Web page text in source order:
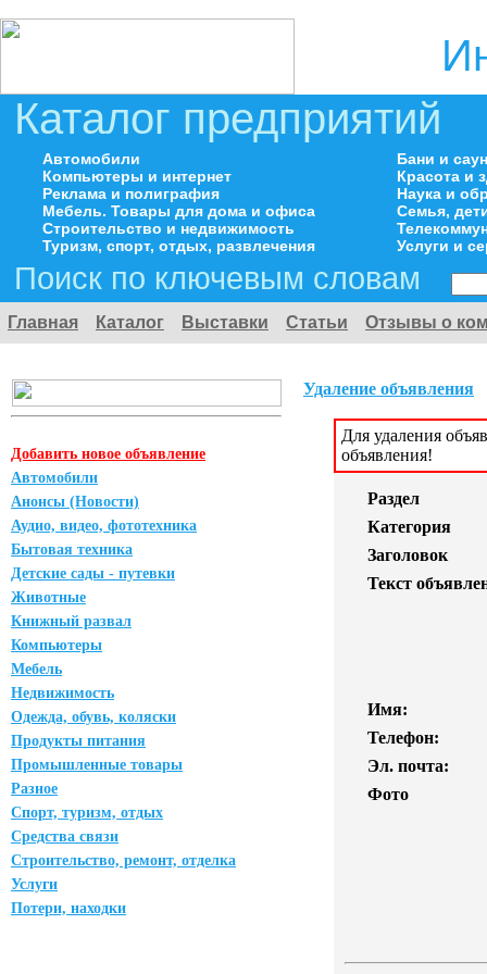
Каталог предприятий
Автомобили
Компьютеры и интернет
Реклама и полиграфия
Мебель. Товары для дома и офиса
Строительство и недвижимость
Туризм, спорт, отдых, развлечения
Бани и
Красота и
Наука и
Семья,
Услуги и
Поиск по ключевым словам
Главная Каталог Выставки Статьи Отзывы о
Добавить новое объявление
Автомобили
Анонсы (Новости)
Аудио, видео, фототехника
Бытовая техника
Детские сады - путевки
Животные
Книжный развал
Компьютеры
Мебель
Недвижимость
Одежда, обувь, коляски
Продукты питания
Промышленные товары
Разное
Спорт, туризм, отдых
Средства связи
Строительство, ремонт, отделка
Услуги
Потери, находки
Удаление объявления
Для удаления
объявления!
Раздел
Категория
Заголовок
Текст
Имя:
Телефон:
Эл. почта:
Фото